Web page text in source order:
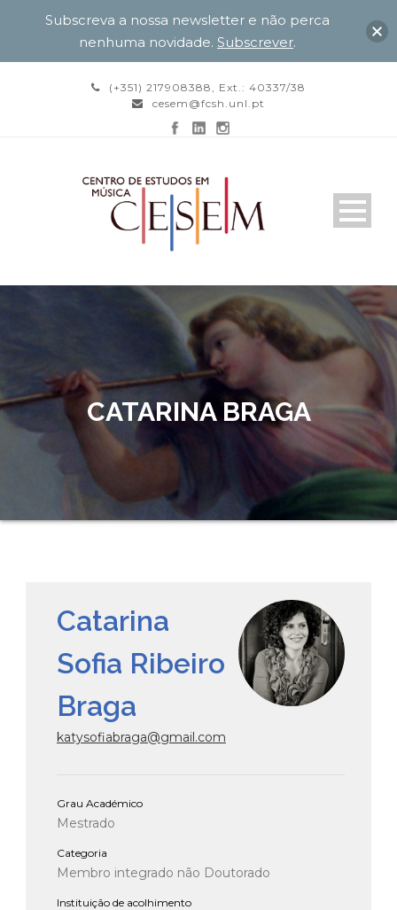
(+351) 217908388, Ext.: 40337/38
cesem@fcsh.unl.pt
CATARINA BRAGA
Catarina
Sofia Ribeiro
Braga
katysofiabraga@gmail.com
Grau Académico
Mestrado
Categoria
Membro integrado não Doutorado
Instituição de acolhimento
Subscreva a nossa newsletter e não perca
nenhuma novidade. Subscrever.